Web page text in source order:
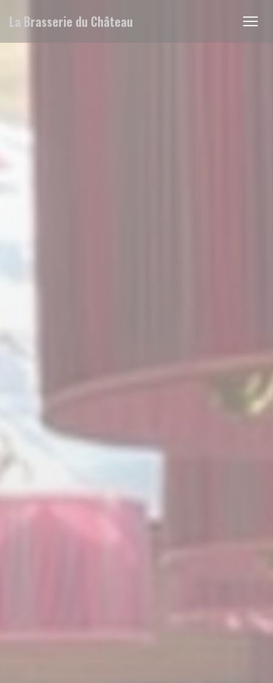
La Brasserie du Château